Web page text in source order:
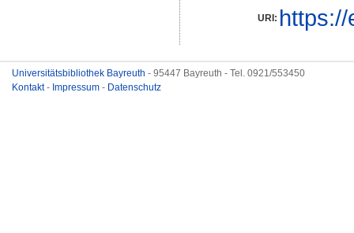
URI:
Universitätsbibliothek Bayreuth - 95447 Bayreuth - Tel. 0921/553450
Kontakt- Impressum - Datenschutz